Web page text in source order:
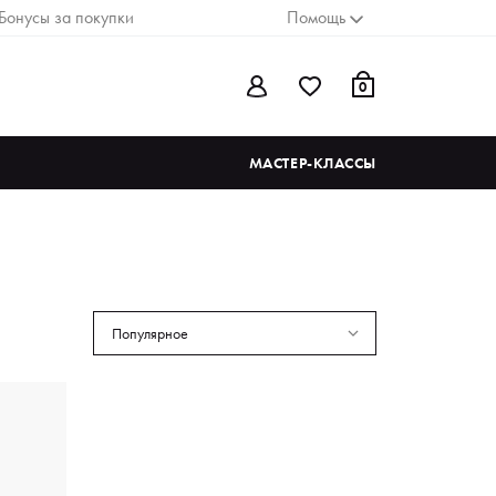
Бонусы за покупки Помощь
0
МАСТЕР-КЛАССЫ
Популярное